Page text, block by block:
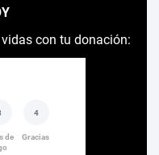
con tu donación: